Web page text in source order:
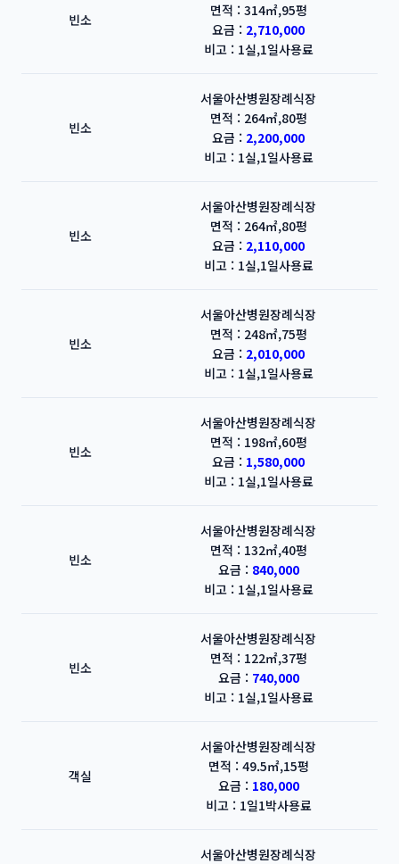
빈소
면적 : 314㎡,95평
요금 : 2,710,000
비고 : 1실,1일사용료
빈소
서울아산병원장례식장
면적 : 264㎡,80평
요금 : 2,200,000
비고 : 1실,1일사용료
빈소
서울아산병원장례식장
면적 : 264㎡,80평
요금 : 2,110,000
비고 : 1실,1일사용료
빈소
서울아산병원장례식장
면적 : 248㎡,75평
요금 : 2,010,000
비고 : 1실,1일사용료
빈소
서울아산병원장례식장
면적 : 198㎡,60평
요금 : 1,580,000
비고 : 1실,1일사용료
빈소
서울아산병원장례식장
면적 : 132㎡,40평
요금 : 840,000
비고 : 1실,1일사용료
빈소
서울아산병원장례식장
면적 : 122㎡,37평
요금 : 740,000
비고 : 1실,1일사용료
객실
서울아산병원장례식장
면적 : 49.5㎡,15평
요금 : 180,000
비고 : 1일1박사용료
서울아산병원장례식장